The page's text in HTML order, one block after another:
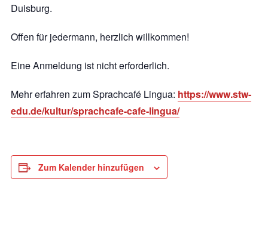
Duisburg.
Offen für jedermann, herzlich willkommen!
Eine Anmeldung ist nicht erforderlich.
Mehr erfahren zum Sprachcafé Lingua: https://www.stw-
edu.de/kultur/sprachcafe-cafe-lingua/
Zum Kalender hinzufügen